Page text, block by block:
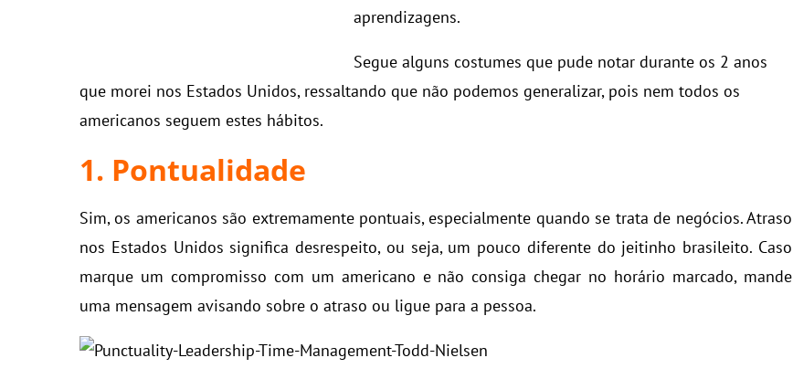
aprendizagens.
Segue alguns costumes que pude notar durante os 2 anos
que morei nos Estados Unidos, ressaltando que não podemos generalizar, pois nem todos os
americanos seguem estes hábitos.
1. Pontualidade
Sim, os americanos são extremamente pontuais, especialmente quando se trata de negócios. Atraso
nos Estados Unidos significa desrespeito, ou seja, um pouco diferente do jeitinho brasileito. Caso
marque um compromisso com um americano e não consiga chegar no horário marcado, mande
uma mensagem avisando sobre o atraso ou ligue para a pessoa.